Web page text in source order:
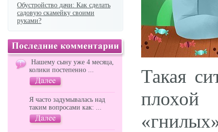
Обустройство дачи: Как сделать
садовую скамейку своими
руками?
Нашему сыну уже 4 месяца,
колики постепенно ...
Я часто задумывалась над
таким вопросами как: ...
Такая
плохой